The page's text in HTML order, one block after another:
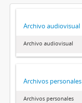
Archivo audiovisual
Archivo audiovisual
Archivos personales
Archivos personales